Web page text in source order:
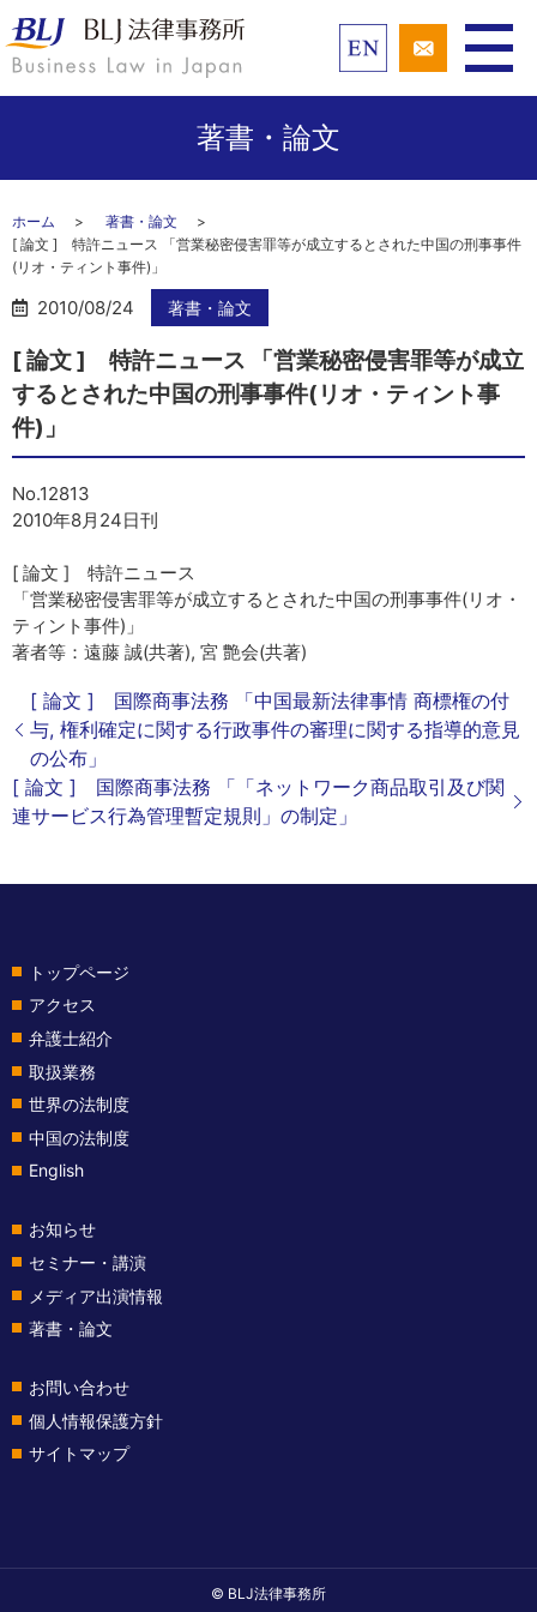
著書・論文
ホーム
著書・論文
[ 論文 ] 特許ニュース 「営業秘密侵害罪等が成立するとされた中国の刑事事件
(リオ・ティント事件)」
2010/08/24 著書・論文
[ 論文 ] 特許ニュース 「営業秘密侵害罪等が成立
するとされた中国の刑事事件(リオ・ティント事
件)」
No.12813
2010年8月24日刊
[ 論文 ] 特許ニュース
「営業秘密侵害罪等が成立するとされた中国の刑事事件(リオ・
ティント事件)」
著者等：遠藤 誠(共著), 宮 艶会(共著)
[ 論文 ] 国際商事法務 「中国最新法律事情 商標権の付
与, 権利確定に関する行政事件の審理に関する指導的意見
の公布」
[ 論文 ] 国際商事法務 「「ネットワーク商品取引及び関
連サービス行為管理暫定規則」の制定」
トップページ
アクセス
弁護士紹介
取扱業務
世界の法制度
中国の法制度
English
お知らせ
セミナー・講演
メディア出演情報
著書・論文
お問い合わせ
個人情報保護方針
サイトマップ
© BLJ法律事務所